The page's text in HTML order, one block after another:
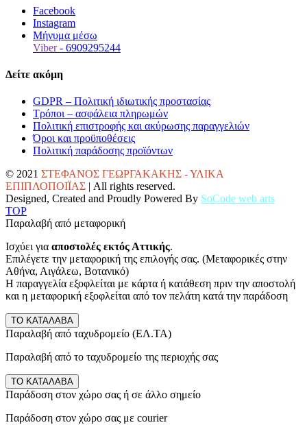
Facebook
Instagram
Μήνυμα μέσω
Viber- 6909295244
Δείτε ακόμη
GDPR – Πολιτική ιδιωτικής προστασίας
Τρόποι – ασφάλεια πληρωμών
Πολιτική επιστροφής και ακύρωσης παραγγελιών
Όροι και προϋποθέσεις
Πολιτική παράδοσης προϊόντων
© 2021 ΣΤΕΦΑΝΟΣ ΓΕΩΡΓΑΚΑΚΗΣ - ΥΛΙΚΑ
ΕΠΙΠΛΟΠΟΙΪΑΣ | All rights reserved.
Designed, Created and Proudly Powered By SoCode web arts
TOP
Παραλαβή από μεταφορική
Ισχύει για αποστολές εκτός Αττικής.
Επιλέγετε την μεταφορική της επιλογής σας. (Μεταφορικές στην
Αθήνα, Αιγάλεω, Βοτανικό)
Η παραγγελία εξοφλείται με κάρτα ή κατάθεση πριν την αποστολή
και η μεταφορική εξοφλείται από τον πελάτη κατά την παράδοση
ΤΟ ΚΑΤΑΛΑΒΑ
Παραλαβή από ταχυδρομείο (ΕΛ.ΤΑ)
Παραλαβή από το ταχυδρομείο της περιοχής σας
ΤΟ ΚΑΤΑΛΑΒΑ
Παράδοση στον χώρο σας ή σε άλλο σημείο
Παράδοση στον χώρο σας με courier